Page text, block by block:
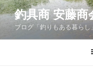
コ
ン
テ
ン
釣具商 安藤商
ブログ「釣りもある暮らし」